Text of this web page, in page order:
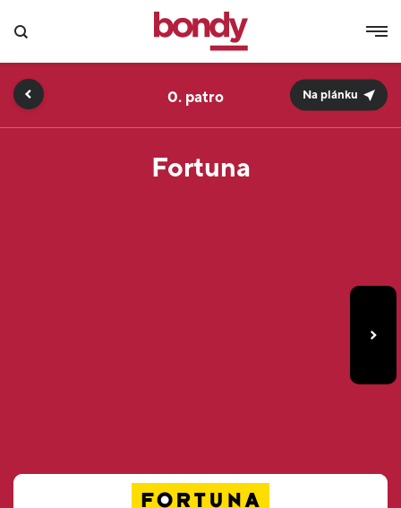
Fortuna
0. Na plánku